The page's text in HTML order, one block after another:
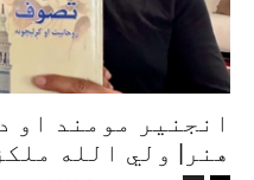
انجنیر مومند او
هنر| ولي الله